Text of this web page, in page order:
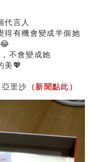
代言人
得有機會變成半個她
不會變成她
美💖
里沙 （新聞點此）